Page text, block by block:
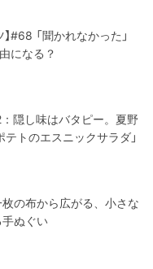
#68 「聞かれなかった」
になる？
：隠し味はバタピー。夏野
トのエスニックサラダ」
枚の布から広がる、小さな
ぬぐい